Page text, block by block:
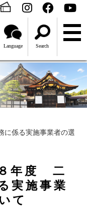
Language Search
係る実施事業者の選
年度 二
実施事業
て